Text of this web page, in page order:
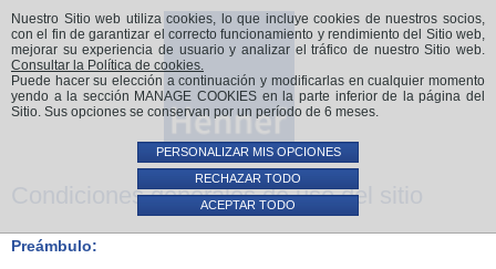
Nuestro Sitio web utiliza cookies, lo que incluye cookies de nuestros socios,
con el fin de garantizar el correcto funcionamiento y rendimiento del Sitio web,
mejorar su experiencia de usuario y analizar el tráfico de nuestro Sitio web.
Consultar la Política de cookies.
Puede hacer su elección a continuación y modificarlas en cualquier momento
yendo a la sección MANAGE COOKIES en la parte inferior de la página del
Sitio. Sus opciones se conservan por un período de 6 meses.
PERSONALIZAR MIS OPCIONES
RECHAZAR TODO
ACEPTAR TODO
Condiciones generales de uso del sitio
Preámbulo: